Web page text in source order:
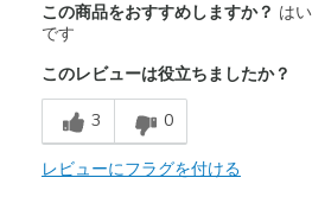
Comfortable
商品が期待と異なったレビュー
Need Break In
以下に最適
この商品をおすすめしますか？ は
です
このレビューは役立ちましたか？
3 0
レビューにフラグを付ける